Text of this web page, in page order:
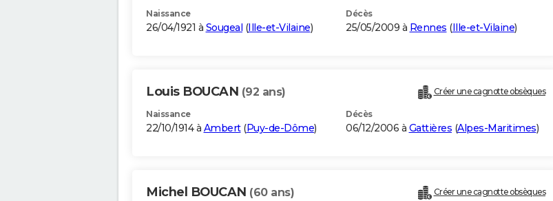
Naissance
26/04/1921 à Sougeal (Ille-et-Vilaine)
Décès
25/05/2009 à Rennes (Ille-et-Vilaine)
Louis BOUCAN (92 ans) Créer une cagnotte obsèques
Naissance
22/10/1914 à Ambert(Puy-de-Dôme)
Décès
06/12/2006 à Gattières (Alpes-Maritimes)
Michel BOUCAN (60 ans) Créer une cagnotte obsèques